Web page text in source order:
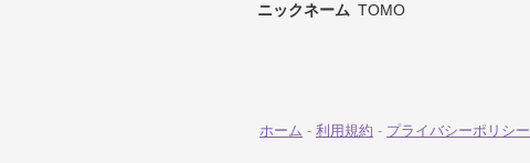
ニックネーム TOMO
ホーム - 利用規約 - プライバシーポリシー